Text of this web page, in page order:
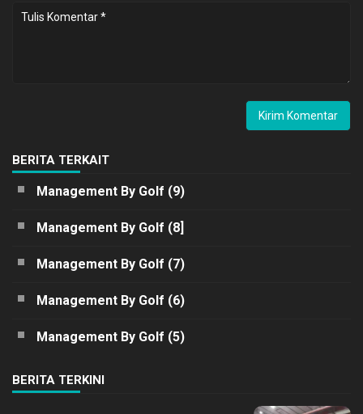
BERITA TERKAIT
Management By Golf (9)
Management By Golf (8]
Management By Golf (7)
Management By Golf (6)
Management By Golf (5)
BERITA TERKINI